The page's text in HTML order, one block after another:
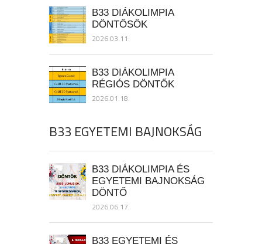
B33 DIÁKOLIMPIA
DÖNTŐSÖK
2026.03.11.
B33 DIÁKOLIMPIA
RÉGIÓS DÖNTŐK
2026.01.18.
B33 EGYETEMI BAJNOKSÁG
B33 DIÁKOLIMPIA ÉS
EGYETEMI BAJNOKSÁG
DÖNTŐ
2026.06.17.
B33 EGYETEMI ÉS